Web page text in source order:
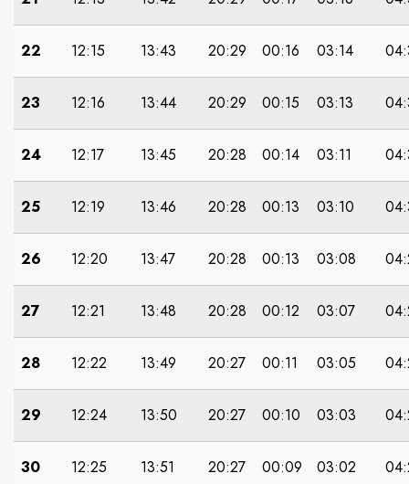
22 12:15 13:43 20:29 00:16 03:14
23 12:16 13:44 20:29 00:15 03:13
24 12:17 13:45 20:28 00:14 03:11
25 12:19 13:46 20:28 00:13 03:10
26 12:20 13:47 20:28 00:13 03:08
27 12:21 13:48 20:28 00:12 03:07
28 12:22 13:49 20:27 00:11 03:05
29 12:24 13:50 20:27 00:10 03:03
30 12:25 13:51 20:27 00:09 03:02